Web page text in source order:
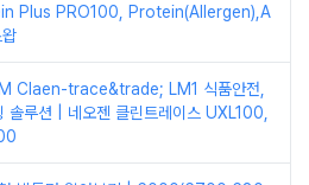
Plus PRO100, Protein(Allergen),A
Claen-trace&trade; LM1 식품안전,
솔루션 | 네오젠 클린트레이스 UXL100,